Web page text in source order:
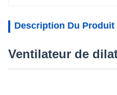
Description Du Produit
Ventilateur de